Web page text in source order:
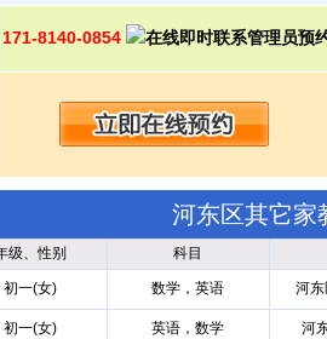
171-8140-0854
河东区其它家
级、性别 科目
初一(女) 数学，英语 河
初一(女) 英语，数学 河